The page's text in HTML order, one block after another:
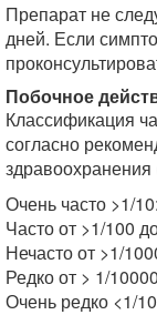
Препарат не
дней. Если
Побочное
Классификация
согласно
Очень часто >1/10:
Часто от >1/100
Нечасто от >1/
Редко от > 1/
Очень редко <1/